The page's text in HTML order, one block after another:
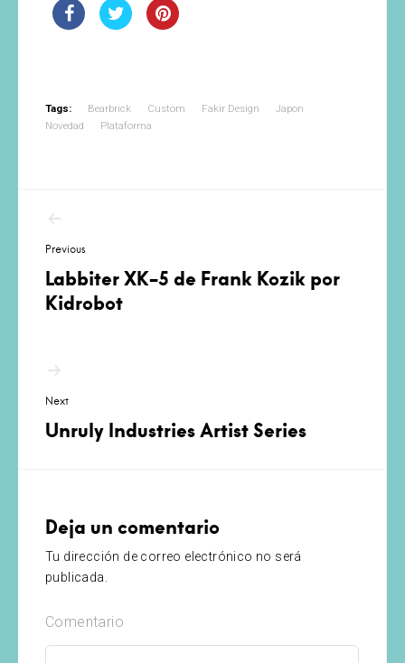
Tags: Bearbrick Custom Fakir Design
Japon
Novedad
Plataforma
de
entradas
Previous
Labbiter XK-5 de Frank Kozik por
Kidrobot
Next
Unruly Industries Artist Series
Deja un comentario
Tu dirección de correo electrónico no será
publicada.
Comentario